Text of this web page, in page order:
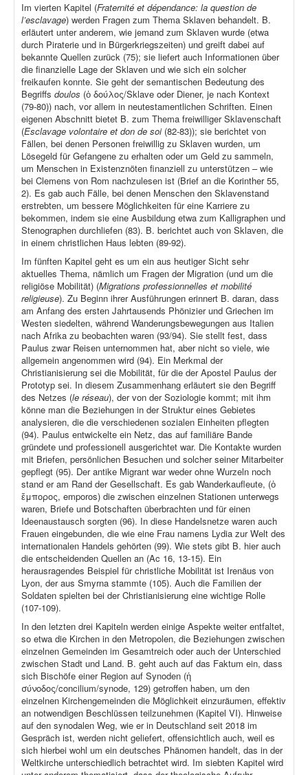
Im vierten Kapitel (Fraternité et dépendance: la question de
l’esclavage) werden Fragen zum Thema Sklaven behandelt. B.
erläutert unter anderem, wie jemand zum Sklaven wurde (etwa
durch Piraterie und in Bürgerkriegszeiten) und greift dabei auf
bekannte Quellen zurück (75); sie liefert auch Informationen über
die finanzielle Lage der Sklaven und wie sich ein solcher
freikaufen konnte. Sie geht der semantischen Bedeutung des
Begriffs doulos (ὁ δούλος/Sklave oder Diener, je nach Kontext
(79-80)) nach, vor allem in neutestamentlichen Schriften. Einen
eigenen Abschnitt bietet B. zum Thema freiwilliger Sklavenschaft
(Esclavage volontaire et don de soi(82-83)); sie berichtet von
Fällen, bei denen Personen freiwillig zu Sklaven wurden, um
Lösegeld für Gefangene zu erhalten oder um Geld zu sammeln,
um Menschen in Existenznöten finanziell zu unterstützen – wie
bei Clemens von Rom nachzulesen ist (Brief an die Korinther 55,
2). Es gab auch Fälle, bei denen Menschen den Sklavenstand
erstrebten, um bessere Möglichkeiten für eine Karriere zu
bekommen, indem sie eine Ausbildung etwa zum Kalligraphen und
Stenographen durchliefen (83). B. berichtet auch von Sklaven, die
in einem christlichen Haus lebten (89-92).
Im fünften Kapitel geht es um ein aus heutiger Sicht sehr
aktuelles Thema, nämlich um Fragen der Migration (und um die
religiöse Mobilität) (Migrations professionnelles et mobilité
religieuse). Zu Beginn ihrer Ausführungen erinnert B. daran, dass
am Anfang des ersten Jahrtausends Phönizier und Griechen im
Westen siedelten, während Wanderungsbewegungen aus Italien
nach Afrika zu beobachten waren (93/94). Sie stellt fest, dass
Paulus zwar Reisen unternommen hat, aber nicht so viele, wie
allgemein angenommen wird (94). Ein Merkmal der
Christianisierung sei die Mobilität, für die der Apostel Paulus der
Prototyp sei. In diesem Zusammenhang erläutert sie den Begriff
des Netzes (le réseau), der von der Soziologie kommt; mit ihm
könne man die Beziehungen in der Struktur eines Gebietes
analysieren, die die verschiedenen sozialen Einheiten pflegten
(94). Paulus entwickelte ein Netz, das auf familiäre Bande
gründete und professionell ausgerichtet war. Die Kontakte wurden
mit Briefen, persönlichen Besuchen und solcher seiner Mitarbeiter
gepflegt (95). Der antike Migrant war weder ohne Wurzeln noch
stand er am Rand der Gesellschaft. Es gab Wanderkaufleute, (ὁ
ἔμπορος, emporos) die zwischen einzelnen Stationen unterwegs
waren, Briefe und Botschaften überbrachten und für einen
Ideenaustausch sorgten (96). In diese Handelsnetze waren auch
Frauen eingebunden, die wie eine Frau namens Lydia zur Welt des
internationalen Handels gehörten (99). Wie stets gibt B. hier auch
die entscheidenden Quellen an (Ac 16, 13-15). Ein
herausragendes Beispiel für christliche Mobilität ist Irenäus von
Lyon, der aus Smyrna stammte (105). Auch die Familien der
Soldaten spielten bei der Christianisierung eine wichtige Rolle
(107-109).
In den letzten drei Kapiteln werden einige Aspekte weiter entfaltet,
so etwa die Kirchen in den Metropolen, die Beziehungen zwischen
einzelnen Gemeinden im Gesamtreich oder auch der Unterschied
zwischen Stadt und Land. B. geht auch auf das Faktum ein, dass
sich Bischöfe einer Region auf Synoden (ἡ
σύνοδος/concilium/synode, 129) getroffen haben, um den
einzelnen Kirchengemeinden die Möglichkeit einzuräumen, effektiv
an notwendigen Beschlüssen teilzunehmen (Kapitel VI). Hinweise
auf den synodalen Weg, wie er in Deutschland seit 2018 im
Gespräch ist, werden nicht geliefert, offensichtlich auch, weil es
sich hierbei wohl um ein deutsches Phänomen handelt, das in der
Weltkirche unterschiedlich betrachtet wird. Im siebten Kapitel wird